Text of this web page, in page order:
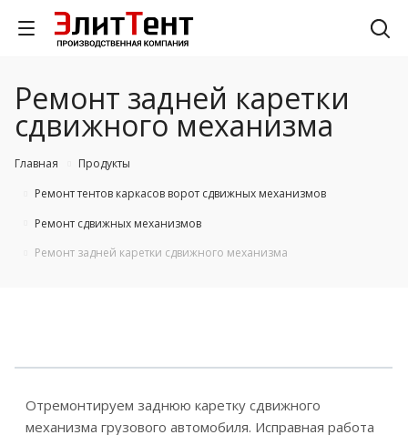
Ремонт задней каретки
сдвижного механизма
Главная
Продукты
Ремонт тентов каркасов ворот сдвижных механизмов
Ремонт сдвижных механизмов
Ремонт задней каретки сдвижного механизма
Отремонтируем заднюю каретку сдвижного
механизма грузового автомобиля. Исправная работа